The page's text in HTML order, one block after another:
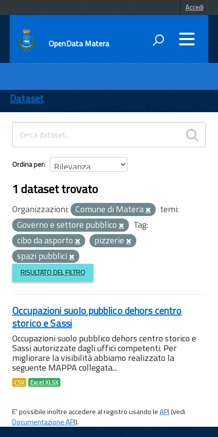
Accedi
OpenData Matera
ENTI
TEMI
INFORMAZIONI
Dataset
Ordina per
1 dataset trovato
Organizzazioni: Comune di Matera
temi:
Governo e settore pubblico
Tag:
cibo da asporto
pizzerie
spazi pubblici
RISULTATO DEL FILTRO
Occupazioni suolo pubblico dehors centro
storico e Sassi
Occupazioni suolo pubblico dehors centro storico e
Sassi autorizzate dagli uffici competenti. Per
migliorare la visibilità abbiamo realizzato la
seguente MAPPA collegata...
CSV Excel XLSX
E' possibile inoltre accedere al registro usando leAPI(vedi
Documentazione API).